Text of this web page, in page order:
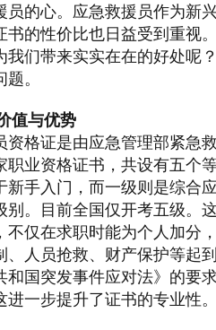
员的心。应急救援员作为新
书的性价比也日益受到重视
我们带来实实在在的好处呢
。
值与优势
资格证是由应急管理部紧急
职业资格证书，共设有五个
新手入门，而一级则是综合
别。目前全国仅开考五级。
不仅在求职时能为个人加分
、人员抢救、财产保护等起
和国突发事件应对法》的要
进一步提升了证书的专业性。